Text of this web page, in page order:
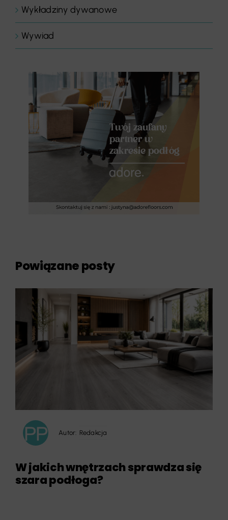
Wykładziny dywanowe
Wywiad
Powiązane posty
Autor: Redakcja
W jakich wnętrzach sprawdza się
szara podłoga?